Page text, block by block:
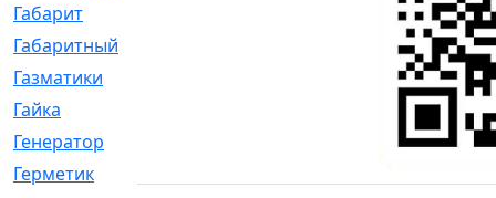
Габарит
Габаритный
Газматики
Гайка
Генератор
Герметик